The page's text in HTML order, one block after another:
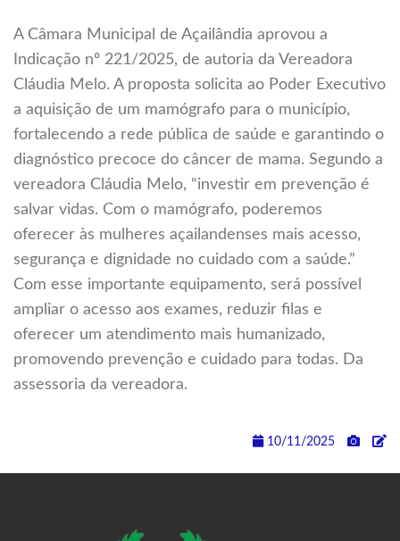
A Câmara Municipal de Açailândia aprovou a
Indicação nº 221/2025, de autoria da Vereadora
Cláudia Melo. A proposta solicita ao Poder Executivo
a aquisição de um mamógrafo para o município,
fortalecendo a rede pública de saúde e garantindo o
diagnóstico precoce do câncer de mama. Segundo a
vereadora Cláudia Melo, “investir em prevenção é
salvar vidas. Com o mamógrafo, poderemos
oferecer às mulheres açailandenses mais acesso,
segurança e dignidade no cuidado com a saúde.”
Com esse importante equipamento, será possível
ampliar o acesso aos exames, reduzir filas e
oferecer um atendimento mais humanizado,
promovendo prevenção e cuidado para todas. Da
assessoria da vereadora.
10/11/2025